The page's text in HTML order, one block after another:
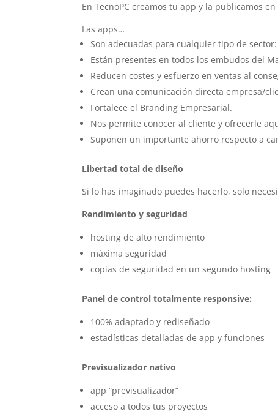
En TecnoPC creamos tu app y la publicamos
Las apps…
Son adecuadas para cualquier tipo de
Están presentes en todos los embudos del
Reducen costes y esfuerzo en ventas al
Crean una comunicación directa empresa/
Fortalece el Branding Empresarial.
Nos permite conocer al cliente y ofrecerle
Suponen un importante ahorro respecto a
Libertad total de diseño
Si lo has imaginado puedes hacerlo, solo
Rendimiento y seguridad
hosting de alto rendimiento
máxima seguridad
copias de seguridad en un segundo hosting
Panel de control totalmente responsive:
100% adaptado y rediseñado
estadísticas detalladas de app y funciones
Previsualizador nativo
app “previsualizador”
acceso a todos tus proyectos